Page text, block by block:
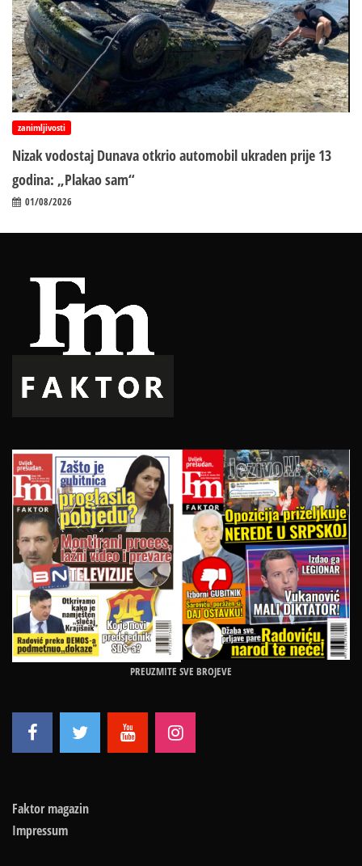
zanimljivosti
Nizak vodostaj Dunava otkrio automobil ukraden prije 13
godina: „Plakao sam“
01/08/2026
PREUZMITE SVE BROJEVE
Faktor magazin
Impressum